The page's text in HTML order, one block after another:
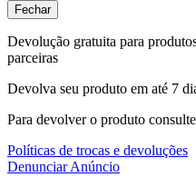
Fechar
Devolução gratuita para
parceiras
Devolva seu produto em até 7
Para devolver o produto
Políticas de trocas e devoluções
Denunciar Anúncio